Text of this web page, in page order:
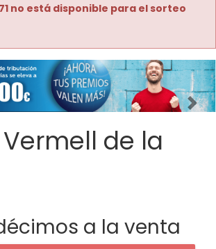
no está disponible para el sorteo
Vermell de la
a la venta